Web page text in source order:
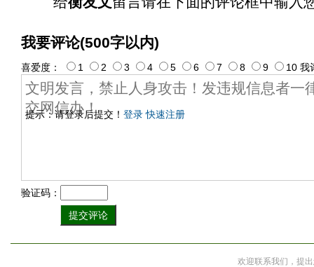
我要评论(500字以内)
提示：请登录后提交！ 登录 快速注册
喜爱度： 1 2 3 4 5 6 7 8 9 10 我
验证码：
欢迎联系我们，提